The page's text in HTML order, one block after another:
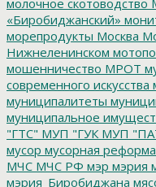
«Биробиджанский»
морепродукты Москва
Нижнеленинском
мошенничество МРОТ
современного искусства
муниципалитеты
муниципальное
"ГТС" МУП "ГУК МУП
мусор мусорная реформа
МЧС МЧС РФ мэр мэрия
мэрия_Биробиджана